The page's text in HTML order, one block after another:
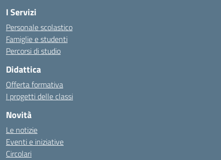
I Servizi
Personale scolastico
Famiglie e studenti
Percorsi di studio
Didattica
Offerta formativa
I progetti delle classi
Novità
Le notizie
Eventi e iniziative
Circolari